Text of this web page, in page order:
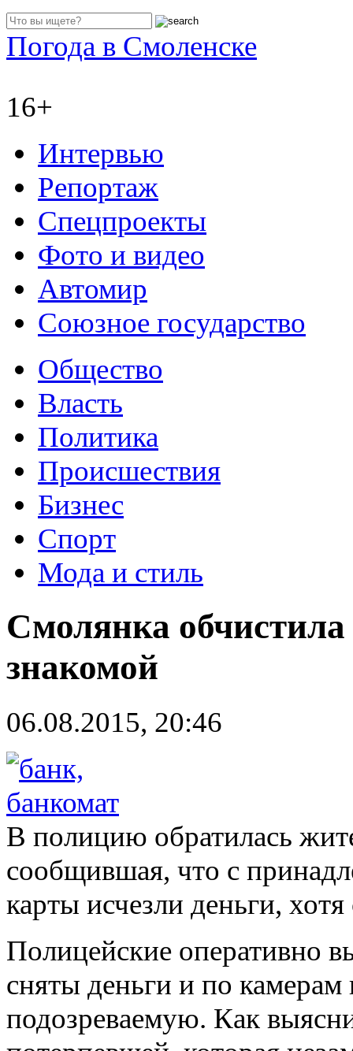
Погода в Смоленске
16+
Интервью
Репортаж
Спецпроекты
Фото и видео
Автомир
Союзное государство
Общество
Власть
Политика
Происшествия
Бизнес
Спорт
Мода и стиль
Смолянка
знакомой
06.08.2015, 20:46
В полицию обратилась
сообщившая, что с
карты исчезли деньги,
Полицейские оперативно
сняты деньги и по
подозреваемую. Как